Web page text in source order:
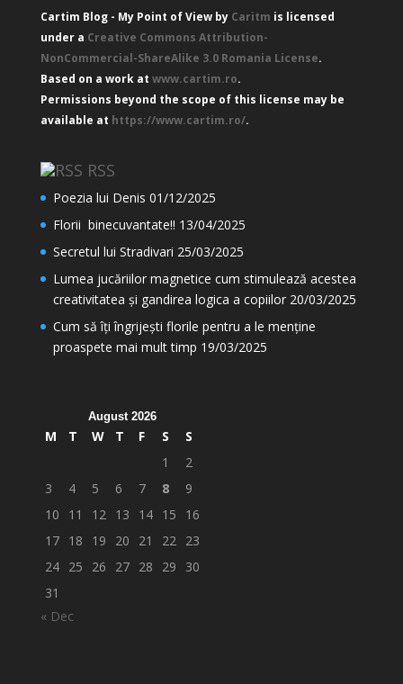
Cartim Blog - My Point of Viewby Caritm is licensed
under a Creative Commons Attribution-
NonCommercial-ShareAlike 3.0 Romania License.
Based on a work at www.cartim.ro.
Permissions beyond the scope of this license may be
available at https://www.cartim.ro/.
RSS
Poezia lui Denis 01/12/2025
Florii binecuvantate!! 13/04/2025
Secretul lui Stradivari 25/03/2025
Lumea jucăriilor magnetice cum stimulează acestea
creativitatea și gandirea logica a copiilor 20/03/2025
Cum să îți îngrijești florile pentru a le menține
proaspete mai mult timp 19/03/2025
August 2026
M T W T F S
S
1
2
3
4 5 6 7 8
9
10
11 12 13 14 15
16
17 18 19 20 21 22
23
24 25 26 27 28 29
30
31
« Dec